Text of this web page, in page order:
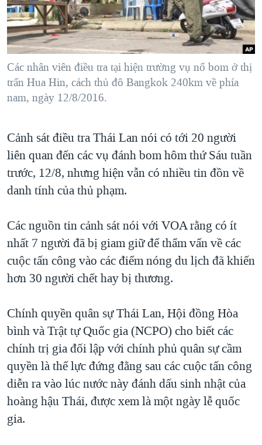
"Tìm"NGƯỜI VIỆT HẢI NGOẠI
ĐỜI SỐNG
KINH TẾ
SỨC KHOẺ
THỂ THAO
GIÁO DỤC
TẠI
HÀNH TRÌNH BẦU CỬ 2024
MỘT NĂM CHIẾN TRANH TẠI DẢI GAZA
GIẢI MÃ VÀNH ĐAI & CON ĐƯỜNG
NGÀY TỊ NẠN THẾ GIỚI
CHI PHÍ CHIẾN TRANH AFGHANISTAN
CÁC GIÁ TRỊ CỘNG HÒA Ở VIỆT NAM
THƯỢNG ĐỈNH TRUMP-KIM TẠI VIỆT NAM
NGƯ DÂN VIỆT VÀ LÀN SÓNG TRỘM HẢI SÂM
BÊN KIA QUỐC LỘ: TIẾNG VỌNG TỪ NÔNG THÔN MỸ
QUAN HỆ VIỆT MỸ
VIDEO
NGHE
MẠNG XÃ HỘI
Các nhân viên điều tra tại hiện trường vụ nổ bom ở thị
trấn Hua Hin, cách thủ đô Bangkok 240km về phía
nam, ngày 12/8/2016.
Cảnh sát điều tra Thái Lan nói có tới 20 người
liên quan đến các vụ đánh bom hôm thứ Sáu tuần
trước, 12/8, nhưng hiện vẫn có nhiều tin đồn về
danh tính của thủ phạm.
Các nguồn tin cảnh sát nói với VOA rằng có ít
nhất 7 người đã bị giam giữ để thẩm vấn về các
cuộc tấn công vào các điểm nóng du lịch đã khiến
hơn 30 người chết hay bị thương.
Chính quyền quân sự Thái Lan, Hội đồng Hòa
bình và Trật tự Quốc gia (NCPO) cho biết các
chính trị gia đối lập với chính phủ quân sự cầm
quyền là thế lực đứng đằng sau các cuộc tấn công
diễn ra vào lúc nước này đánh dấu sinh nhật của
hoàng hậu Thái, được xem là một ngày lễ quốc
gia.